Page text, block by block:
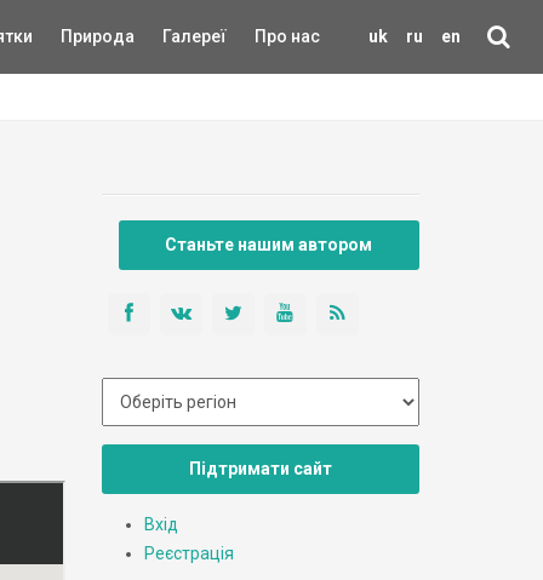
uk ru en
Природа Галереї Про нас
Станьте нашим автором
Підтримати сайт
Вхід
Реєстрація